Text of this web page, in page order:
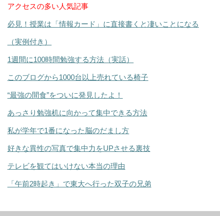
アクセスの多い人気記事
必見！授業は「情報カード」に直接書くと凄いことになる
（実例付き）
1週間に100時間勉強する方法（実話）
このブログから1000台以上売れている椅子
“最強の間食”をついに発見したよ！
あっさり勉強机に向かって集中できる方法
私が学年で1番になった脳のだまし方
好きな異性の写真で集中力をUPさせる裏技
テレビを観てはいけない本当の理由
「午前2時起き」で東大へ行った双子の兄弟